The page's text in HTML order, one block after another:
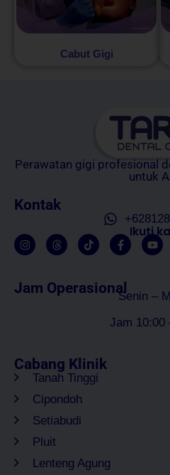
Cabut Gigi
Perawatan gigi profesional
untuk
Kontak
Ikuti
Jam OperasionalSenin –
Jam 10:00
Cabang Klinik
Tanah Tinggi
Cipondoh
Setiabudi
Pluit
Lenteng Agung